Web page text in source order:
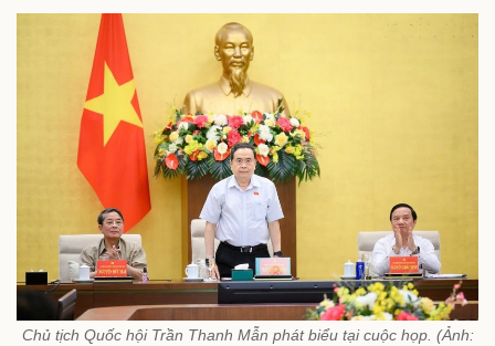
Chủ tịch Quốc hội Trần Thanh Mẫn phát biểu tại cuộc họp. (Ảnh: